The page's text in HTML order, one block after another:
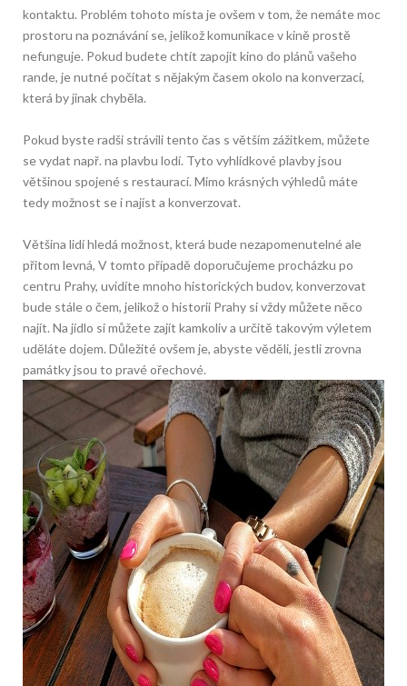
kontaktu. Problém tohoto místa je ovšem v tom, že nemáte moc
prostoru na poznávání se, jelikož komunikace v kině prostě
nefunguje. Pokud budete chtít zapojit kino do plánů vašeho
rande, je nutné počítat s nějakým časem okolo na konverzaci,
která by jinak chyběla.
Pokud byste radši strávili tento čas s větším zážitkem, můžete
se vydat např. na plavbu lodí. Tyto vyhlídkové plavby jsou
většinou spojené s restaurací. Mimo krásných výhledů máte
tedy možnost se i najíst a konverzovat.
Většina lidí hledá možnost, která bude nezapomenutelné ale
přitom levná, V tomto případě doporučujeme procházku po
centru Prahy, uvidíte mnoho historických budov, konverzovat
bude stále o čem, jelikož o historii Prahy si vždy můžete něco
najít. Na jídlo si můžete zajít kamkoliv a určitě takovým výletem
uděláte dojem. Důležité ovšem je, abyste věděli, jestli zrovna
památky jsou to pravé ořechové.